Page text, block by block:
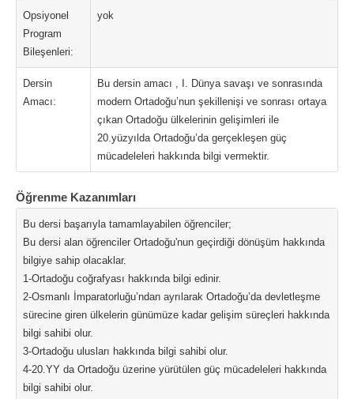
Opsiyonel
Program
Bileşenleri:
yok
Dersin
Amacı:
Bu dersin amacı , I. Dünya savaşı ve sonrasında
modern Ortadoğu’nun şekillenişi ve sonrası ortaya
çıkan Ortadoğu ülkelerinin gelişimleri ile
20.yüzyılda Ortadoğu’da gerçekleşen güç
mücadeleleri hakkında bilgi vermektir.
Öğrenme Kazanımları
Bu dersi başarıyla tamamlayabilen öğrenciler;
Bu dersi alan öğrenciler Ortadoğu'nun geçirdiği dönüşüm hakkında
bilgiye sahip olacaklar.
1-Ortadoğu coğrafyası hakkında bilgi edinir.
2-Osmanlı İmparatorluğu’ndan ayrılarak Ortadoğu’da devletleşme
sürecine giren ülkelerin günümüze kadar gelişim süreçleri hakkında
bilgi sahibi olur.
3-Ortadoğu ulusları hakkında bilgi sahibi olur.
4-20.YY da Ortadoğu üzerine yürütülen güç mücadeleleri hakkında
bilgi sahibi olur.